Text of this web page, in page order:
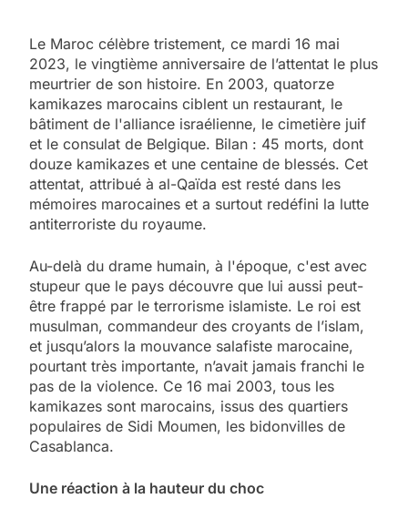
Le Maroc célèbre tristement, ce mardi 16 mai
2023, le vingtième anniversaire de l’attentat le plus
meurtrier de son histoire. En 2003, quatorze
kamikazes marocains ciblent un restaurant, le
bâtiment de l'alliance israélienne, le cimetière juif
et le consulat de Belgique. Bilan : 45 morts, dont
douze kamikazes et une centaine de blessés. Cet
attentat, attribué à al-Qaïda est resté dans les
mémoires marocaines et a surtout redéfini la lutte
antiterroriste du royaume.
Au-delà du drame humain, à l'époque, c'est avec
stupeur que le pays découvre que lui aussi peut-
être frappé par le terrorisme islamiste. Le roi est
musulman, commandeur des croyants de l’islam,
et jusqu’alors la mouvance salafiste marocaine,
pourtant très importante, n’avait jamais franchi le
pas de la violence. Ce 16 mai 2003, tous les
kamikazes sont marocains, issus des quartiers
populaires de Sidi Moumen, les bidonvilles de
Casablanca.
Une réaction à la hauteur du choc